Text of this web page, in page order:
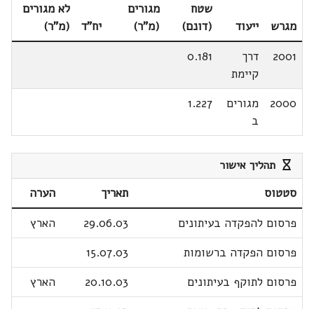
מגרש ייעוד
שטח
(דונם)
מגורים
(מ"ר)
יח"ד
לא מגורים
(מ"ר)
2001
דרך
קיימת
0.181
2000
מגורים
ב
1.227
תהליך אישור
סטטוס תאריך
הערה
פרסום להפקדה בעיתונים
29.06.03
הארץ
פרסום הפקדה ברשומות
15.07.03
פרסום לתוקף בעיתונים
20.10.03
הארץ